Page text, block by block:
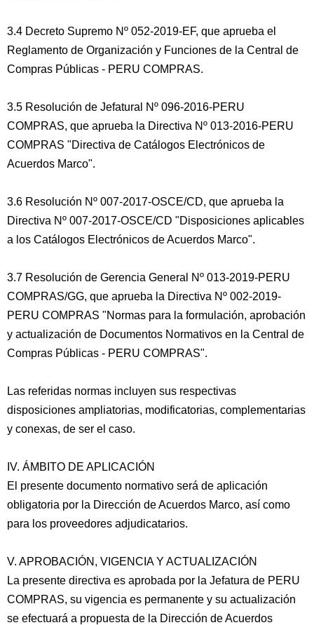
3.4 Decreto Supremo Nº 052-2019-EF, que aprueba el
Reglamento de Organización y Funciones de la Central de
Compras Públicas - PERU COMPRAS.
3.5 Resolución de Jefatural Nº 096-2016-PERU
COMPRAS, que aprueba la Directiva Nº 013-2016-PERU
COMPRAS "Directiva de Catálogos Electrónicos de
Acuerdos Marco".
3.6 Resolución Nº 007-2017-OSCE/CD, que aprueba la
Directiva Nº 007-2017-OSCE/CD "Disposiciones aplicables
a los Catálogos Electrónicos de Acuerdos Marco".
3.7 Resolución de Gerencia General Nº 013-2019-PERU
COMPRAS/GG, que aprueba la Directiva Nº 002-2019-
PERU COMPRAS "Normas para la formulación, aprobación
y actualización de Documentos Normativos en la Central de
Compras Públicas - PERU COMPRAS".
Las referidas normas incluyen sus respectivas
disposiciones ampliatorias, modificatorias, complementarias
y conexas, de ser el caso.
IV. ÁMBITO DE APLICACIÓN
El presente documento normativo será de aplicación
obligatoria por la Dirección de Acuerdos Marco, así como
para los proveedores adjudicatarios.
V. APROBACIÓN, VIGENCIA Y ACTUALIZACIÓN
La presente directiva es aprobada por la Jefatura de PERU
COMPRAS, su vigencia es permanente y su actualización
se efectuará a propuesta de la Dirección de Acuerdos